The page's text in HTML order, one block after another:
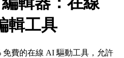
輯工具
免費的在線 AI 驅動工具，允許